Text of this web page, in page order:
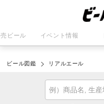
ビール イベント情報
ビール図鑑 リアルエール